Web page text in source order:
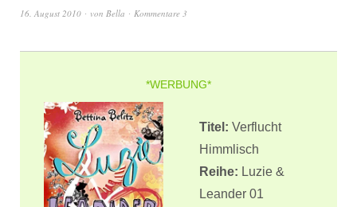
16. August 2010 von Bella Kommentare 3
*WERBUNG*
Titel: Verflucht
Himmlisch
Reihe: Luzie &
Leander 01